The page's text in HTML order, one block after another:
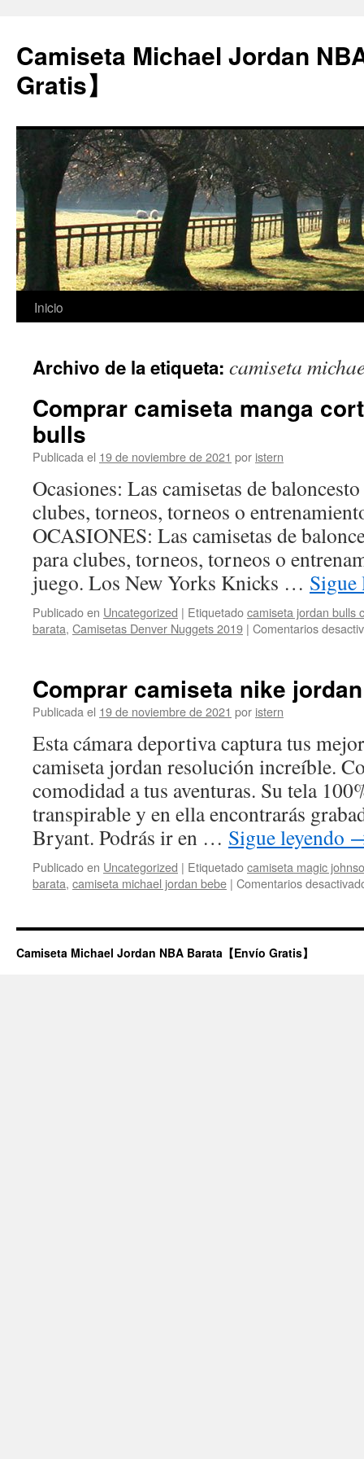
Camiseta Michael Jordan
Gratis】
Saltar
contenido
Inicio
Archivo de la etiqueta: camiseta
Comprar camiseta manga
bulls
Publicada el 19 de noviembre de 2021 por istern
Ocasiones: Las camisetas de
clubes, torneos, torneos o
OCASIONES: Las camisetas de
para clubes, torneos, torneos o
juego. Los New Yorks Knicks …
Publicado en Uncategorized | Etiquetadocamiseta jordan bulls
barata, Camisetas Denver Nuggets 2019 | Comentarios
Comprar camiseta nike
Publicada el 19 de noviembre de 2021 por istern
Esta cámara deportiva captura tus
camiseta jordan resolución increíble.
comodidad a tus aventuras. Su tela
transpirable y en ella encontrarás
Bryant. Podrás ir en … Sigue leyendo
Publicado en Uncategorized | Etiquetadocamiseta magic
barata, camiseta michael jordan bebe | Comentarios
Camiseta Michael Jordan NBA Barata【Envío Gratis】